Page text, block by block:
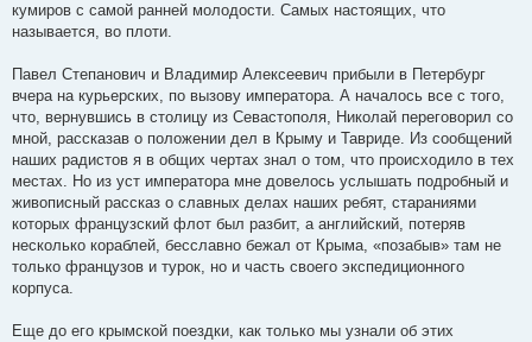
кумиров с самой ранней молодости. Самых настоящих, что
называется, во плоти.
Павел Степанович и Владимир Алексеевич прибыли в Петербург
вчера на курьерских, по вызову императора. А началось все с того,
что, вернувшись в столицу из Севастополя, Николай переговорил со
мной, рассказав о положении дел в Крыму и Тавриде. Из сообщений
наших радистов я в общих чертах знал о том, что происходило в тех
местах. Но из уст императора мне довелось услышать подробный и
живописный рассказ о славных делах наших ребят, стараниями
которых французский флот был разбит, а английский, потеряв
несколько кораблей, бесславно бежал от Крыма, «позабыв» там не
только французов и турок, но и часть своего экспедиционного
корпуса.
Еще до его крымской поездки, как только мы узнали об этих